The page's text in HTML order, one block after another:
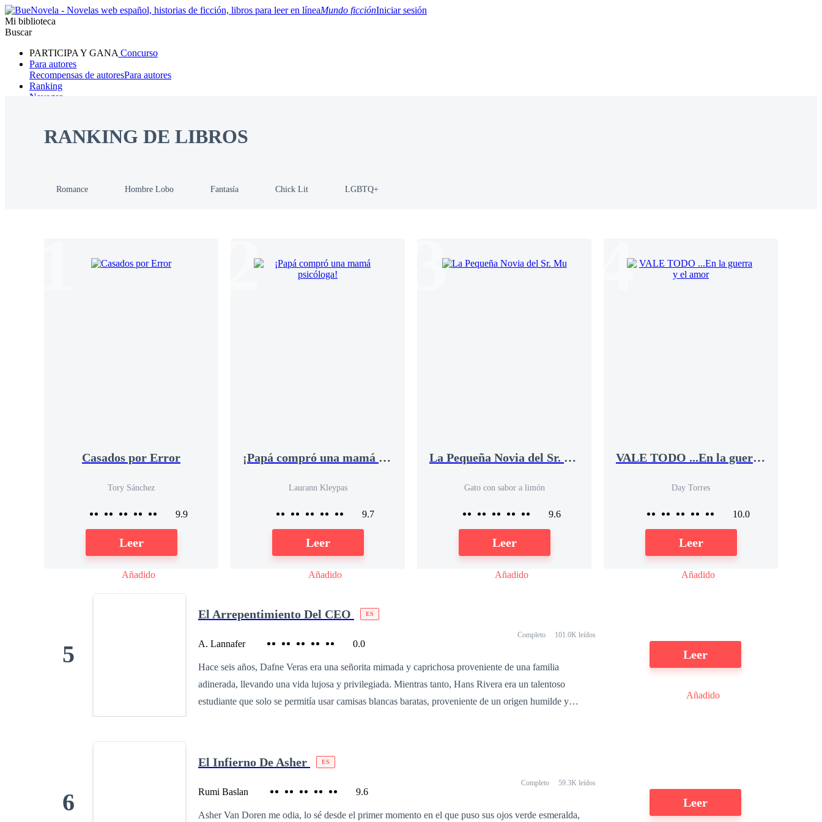
Mundo ficciónIniciar sesión
Mi biblioteca
Buscar
PARTICIPA Y GANA Concurso
Para autores
Recompensas de autoresPara autores
Ranking
Navegar
TodosRomanceHombre loboMafiaSistemaFantasíaUrbano
RANKING DE LIBROS
Romance Hombre Lobo Fantasía Chick Lit LGBTQ+
Casados por Error
Tory Sánchez
9.9
Leer
Añadido
2
¡Papá compró una mamá psicóloga!
Laurann Kleypas
9.7
Leer
Añadido
3
La Pequeña Novia del Sr. Mu
Gato con sabor a limón
9.6
Leer
Añadido
4
VALE TODO ...En la guerra y el amor
Day Torres
10.0
Leer
Añadido
5
El Arrepentimiento Del CEO ES
A. Lannafer 0.0
Completo 101.0K leídos
Hace seis años, Dafne Veras era una señorita mimada y caprichosa proveniente de una familia
adinerada, llevando una vida lujosa y privilegiada. Mientras tanto, Hans Rivera era un talentoso
estudiante que solo se permitía usar camisas blancas baratas, proveniente de un origen humilde y
odio profundo en su oído, con los ojos enrojecidos: —Dafne Veras, gracias a tu traición, me he
convertido en quien soy hoy. Ella levantó la cabeza para contener las lágrimas, mostrando una sonrisa
Leer
Añadido
6
El Infierno De Asher ES
Rumi Baslan 9.6
Completo 59.3K leídos
Asher Van Doren me odia, lo sé desde el primer momento en el que puso sus ojos verde esmeralda,
Leer